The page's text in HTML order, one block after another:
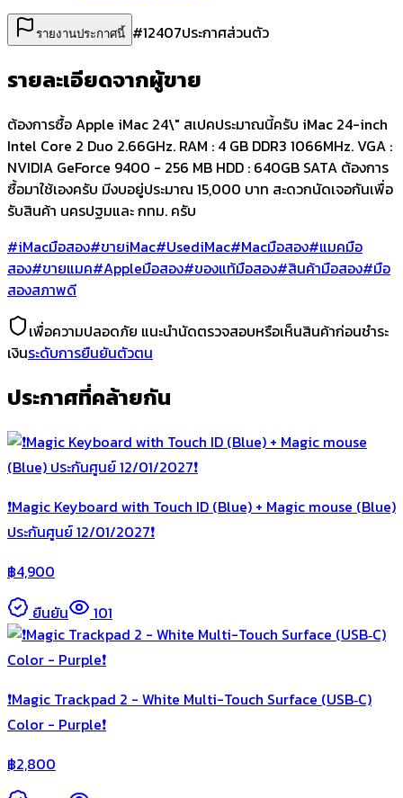
รายงานประกาศนี้ #12407ประกาศส่วนตัว
รายละเอียดจากผู้ขาย
ต้องการซื้อ Apple iMac 24\" สเปคประมาณนี้ครับ iMac 24-inch
Intel Core 2 Duo 2.66GHz. RAM : 4 GB DDR3 1066MHz. VGA :
NVIDIA GeForce 9400 - 256 MB HDD : 640GB SATA ต้องการ
ซื้อมาใช้เองครับ มีงบอยู่ประมาณ 15,000 บาท สะดวกนัดเจอกันเพื่อ
รับสินค้า นครปฐมและ กทม. ครับ
#iMacมือสอง#ขายiMac#UsediMac#Macมือสอง#แมคมือ
สอง#ขายแมค#Appleมือสอง#ของแท้มือสอง#สินค้ามือสอง#มือ
สองสภาพดี
เพื่อความปลอดภัย แนะนำนัดตรวจสอบหรือเห็นสินค้าก่อนชำระ
เงินระดับการยืนยันตัวตน
ประกาศที่คล้ายกัน
❗️Magic Keyboard with Touch ID (Blue) + Magic mouse (Blue)
ประกันศูนย์ 12/01/2027❗️
฿4,900
ยืนยัน
101
❗️Magic Trackpad 2 - White Multi-Touch Surface (USB‑C)
Color - Purple❗️
฿2,800